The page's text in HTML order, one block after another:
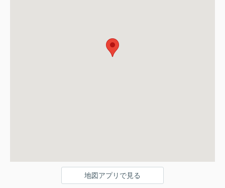
地図アプリで見る